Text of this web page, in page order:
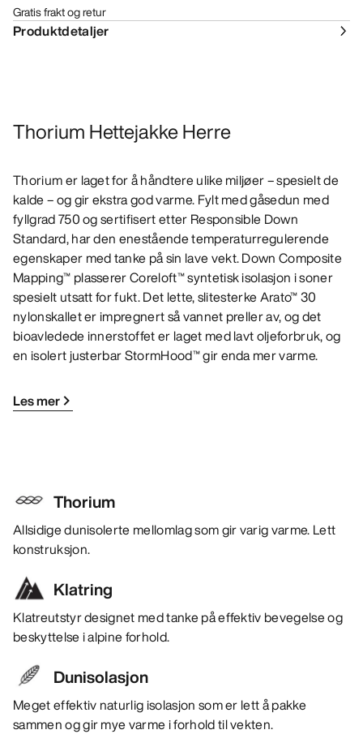
Gratis frakt og retur
Produktdetaljer
Thorium Hettejakke Herre
Thorium er laget for å håndtere ulike miljøer – spesielt de
kalde – og gir ekstra god varme. Fylt med gåsedun med
fyllgrad 750 og sertifisert etter Responsible Down
Standard, har den enestående temperaturregulerende
egenskaper med tanke på sin lave vekt. Down Composite
Mapping™ plasserer Coreloft™ syntetisk isolasjon i soner
spesielt utsatt for fukt. Det lette, slitesterke Arato™ 30
nylonskallet er impregnert så vannet preller av, og det
bioavledede innerstoffet er laget med lavt oljeforbruk, og
en isolert justerbar StormHood™ gir enda mer varme.
Les mer
Thorium
Allsidige dunisolerte mellomlag som gir varig varme. Lett
konstruksjon.
Klatring
Klatreutstyr designet med tanke på effektiv bevegelse og
beskyttelse i alpine forhold.
Dunisolasjon
Meget effektiv naturlig isolasjon som er lett å pakke
sammen og gir mye varme i forhold til vekten.